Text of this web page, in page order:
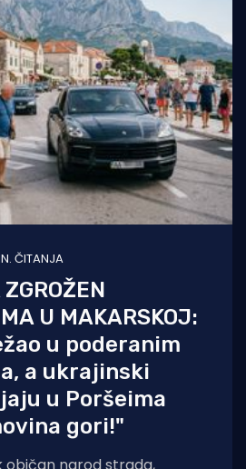
ČITANJA
U MAKARSKOJ:
u poderanim
a ukrajinski
u Poršeima
gori!"
običan narod strada,